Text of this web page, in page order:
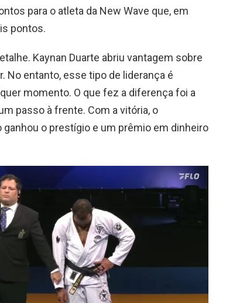
para o atleta da New Wave que, em
pontos.
Kaynan Duarte abriu vantagem sobre
No entanto, esse tipo de liderança é
momento. O que fez a diferença foi a
passo à frente. Com a vitória, o
o prestígio e um prêmio em dinheiro